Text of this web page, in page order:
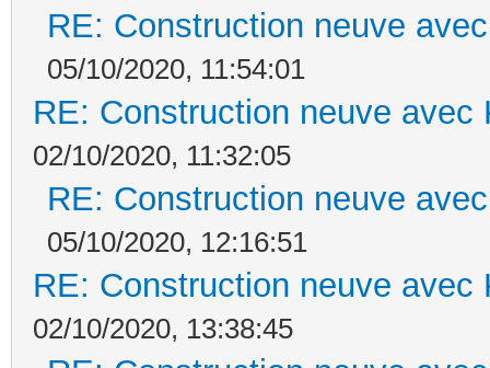
RE: Construction neuve
05/10/2020, 11:54:01
RE: Construction neuve avec
02/10/2020, 11:32:05
RE: Construction neuve
05/10/2020, 12:16:51
RE: Construction neuve avec
02/10/2020, 13:38:45